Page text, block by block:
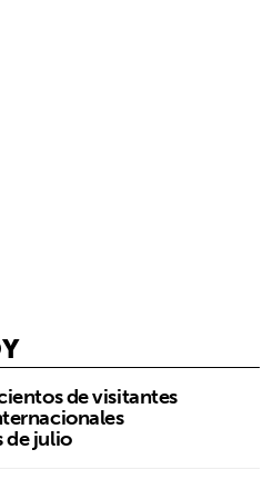
de visitantes
de julio